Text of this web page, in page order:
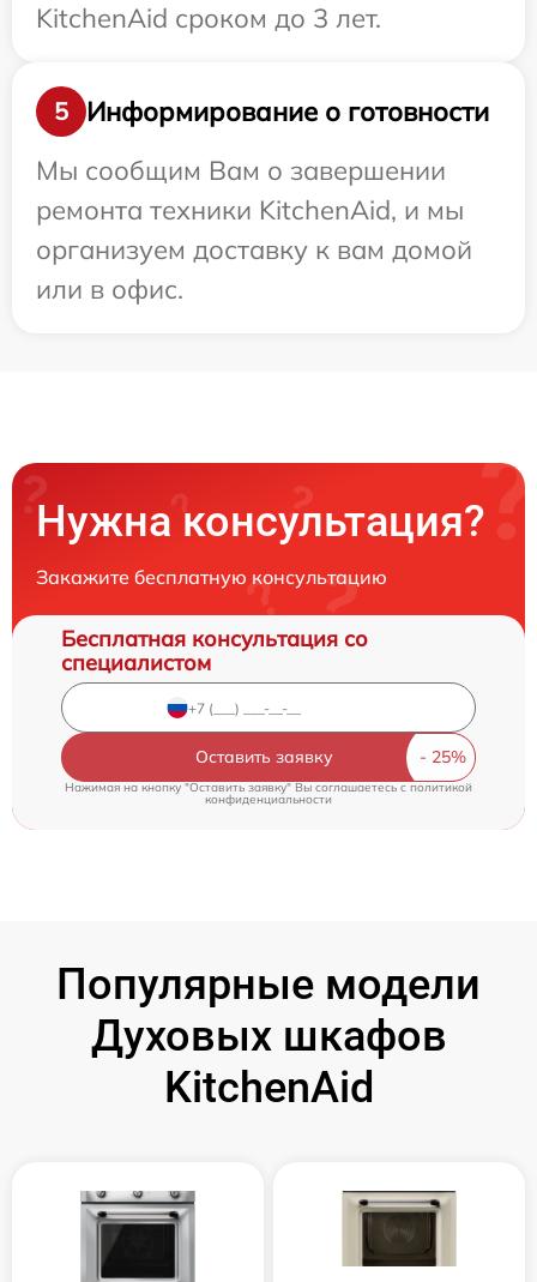
KitchenAid сроком до 3 лет.
5
Информирование о готовности
Мы сообщим Вам о завершении
ремонта техники KitchenAid, и мы
организуем доставку к вам домой
или в офис.
Нужна консультация?
Закажите бесплатную консультацию
Бесплатная консультация со
специалистом
Оставить заявку
Нажимая на кнопку "Оставить заявку" Вы соглашаетесь cполитикой
конфиденциальности
Популярные модели
Духовых шкафов
KitchenAid